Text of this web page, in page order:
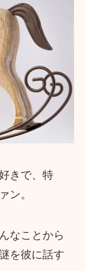
きで、特
ン。
なことから
を彼に話す